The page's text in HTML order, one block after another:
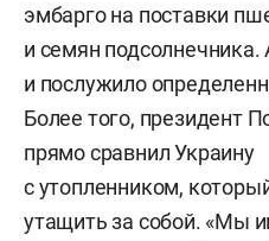
эмбарго на поставки
и семян подсолнечника.
и послужило
Более того, президент
прямо сравнил Украину
с утопленником,
утащить за собой. «Мы